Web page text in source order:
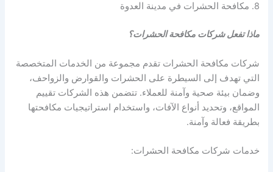
8. مكافحة الحشرات في مدينة العدوة
ماذا تفعل شركات مكافحة الحشرات؟
شركات مكافحة الحشرات تقدم مجموعة من الخدمات المتخصصة
التي تهدف إلى السيطرة على الحشرات والقوارض والزواحف،
وضمان بيئة صحية وآمنة للعملاء. تتضمن هذه الشركات تقييم
المواقع، وتحديد أنواع الآفات، واستخدام استراتيجيات مكافحتها
بطريقة فعالة وآمنة.
خدمات شركات مكافحة الحشرات: